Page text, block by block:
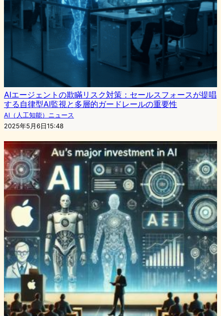
AIエージェントの欺瞞リスク対策：セールスフォースが提唱
する自律型AI監視と多層的ガードレールの重要性
AI（人工知能）ニュース
2025年5月6日15:48